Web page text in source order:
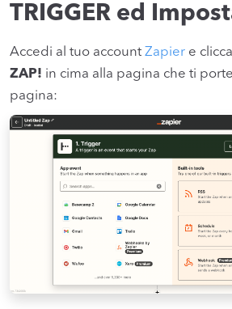
TRIGGER ed
Accedi al tuo account Zapier e
ZAP! in cima alla pagina che ti
pagina: